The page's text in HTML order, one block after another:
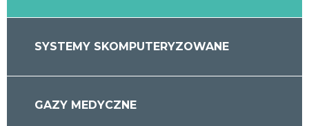
SYSTEMY SKOMPUTERYZOWANE
GAZY MEDYCZNE